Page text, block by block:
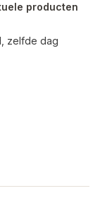
producten
zelfde dag